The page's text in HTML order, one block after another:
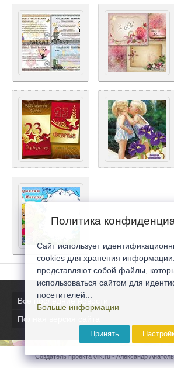
Все последние новости
Полная версия сайта
Создатель проекта 0lik.ru - Александр
Политика
Сайт использует
cookies для хранения
представляют собой файлы,
использоваться сайтом для
посетителей...
Больше информации
Принять